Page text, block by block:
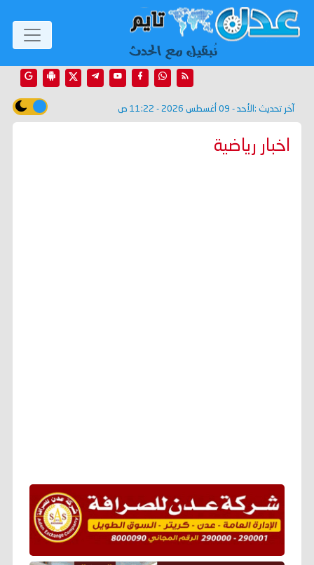
آخر تحديث : الأحد - 09 أغسطس 2026 - 11:22 ص
اخبار رياضية